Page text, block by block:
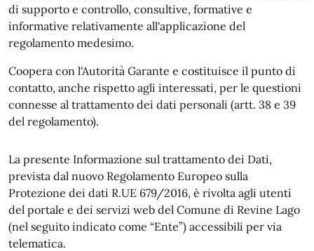
di supporto e controllo, consultive, formative e
informative relativamente all'applicazione del
regolamento medesimo.
Coopera con l'Autorità Garante e costituisce il punto di
contatto, anche rispetto agli interessati, per le questioni
connesse al trattamento dei dati personali (artt. 38 e 39
del regolamento).
La presente Informazione sul trattamento dei Dati,
prevista dal nuovo Regolamento Europeo sulla
Protezione dei dati R.UE 679/2016, è rivolta agli utenti
del portale e dei servizi web del Comune di Revine Lago
(nel seguito indicato come “Ente”) accessibili per via
telematica.